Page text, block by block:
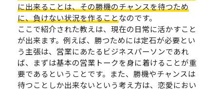
に出来ることは、その勝機のチャンスを待つため
に、負けない状況を作ることなのです。
ここで紹介された教えは、現在の日常に活かすこと
が出来ます。例えば、勝つためには定石が必要とい
う主張は、営業にあたるビジネスパーソンであれ
ば、まずは基本の営業トークを身に着けることが重
要であるということです。また、勝機やチャンスは
待つことしか出来ないという考え方は、恋愛におい